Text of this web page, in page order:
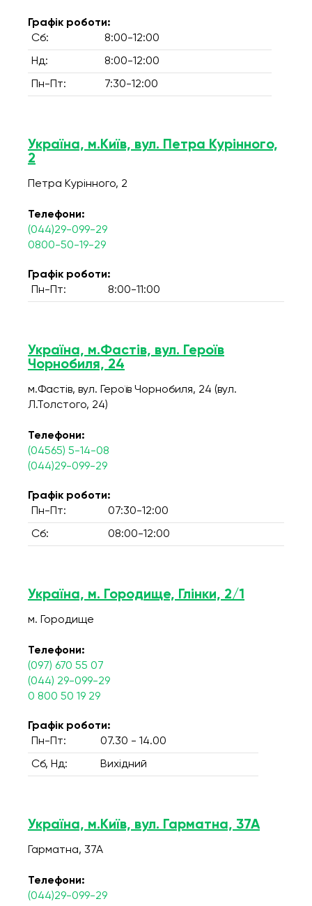
Графік роботи:
Сб:
8:00-12:00
Нд: 8:00-12:00
Пн-Пт: 7:30-12:00
Україна, м.Київ, вул. Петра Курінного,
2
Петра Курінного, 2
Телефони:
(044)29-099-29
0800-50-19-29
Графік роботи:
Пн-Пт:
8:00-11:00
Україна, м.Фастів, вул. Героїв
Чорнобиля, 24
м.Фастів, вул. Героїв Чорнобиля, 24 (вул.
Л.Толстого, 24)
Телефони:
(04565) 5-14-08
(044)29-099-29
Графік роботи:
Пн-Пт:
07:30-12:00
Сб: 08:00-12:00
Україна, м. Городище, Глінки, 2/1
м. Городище
Телефони:
(097) 670 55 07
(044) 29-099-29
0 800 50 19 29
Графік роботи:
Пн-Пт:
07.30 - 14.00
Сб, Нд: Вихідний
Україна, м.Київ, вул. Гарматна, 37А
Гарматна, 37А
Телефони:
(044)29-099-29